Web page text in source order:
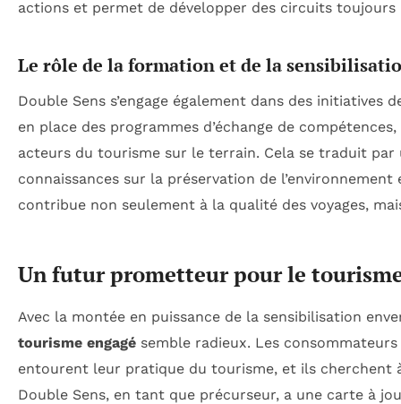
actions et permet de développer des circuits
Le rôle de la formation et de la
Double Sens s’engage également dans des initiatives
en place des programmes d’échange de
acteurs du tourisme sur le terrain. Cela se traduit
connaissances sur la préservation de
contribue non seulement à la qualité des voyages,
Un futur prometteur pour le
Avec la montée en puissance de la sensibilisation
tourisme engagé semble radieux. Les
entourent leur pratique du tourisme, et ils cherchent
Double Sens, en tant que précurseur, a une carte à